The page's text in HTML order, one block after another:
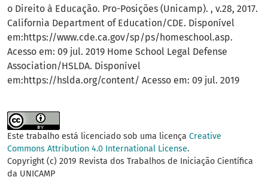
o Direito à Educação. Pro-Posições (Unicamp). , v.28, 2017.
California Department of Education/CDE. Disponível
em:https://www.cde.ca.gov/sp/ps/homeschool.asp.
Acesso em: 09 jul. 2019 Home School Legal Defense
Association/HSLDA. Disponível
em:https://hslda.org/content/ Acesso em: 09 jul. 2019
Este trabalho está licenciado sob uma licença Creative
Commons Attribution 4.0 International License.
Copyright (c) 2019 Revista dos Trabalhos de Iniciação Científica
da UNICAMP